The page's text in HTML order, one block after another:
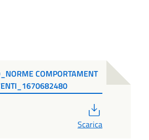
COMPORTAMENT
Scarica